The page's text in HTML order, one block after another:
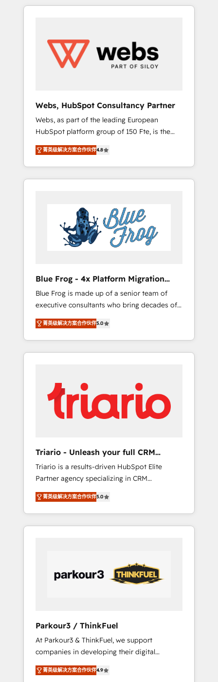
to global brands
HubSpot challenges and improve user
HubSpot for the first time 🔧 Designing and
optimising your HubSpot set-up for better
results 🌐 Website design and build using
using HubSpot Why us? - SIX HubSpot
Accreditations - awarded by HubSpot after a
rigorous process for CRM, Solutions
Architecture, Onboarding , Data Migration,
Custom Integration & Platform Enablement -
Onboarded over 500 businesses to HubSpot
-Top 1% of partners worldwide -In-house
HubSpot. www.bbdboom.com
Webs, HubSpot Consultancy Partner
Webs, as part of the leading European
HubSpot platform group of 150 Fte, is the
trusted Elite HubSpot CRM Partner offering
you a roadmap on maximizing EBITDA and
achieving Commercial Excellence. With our
targeted processes, we strengthen your
Implementation partner, we provide
expertise to drive your business forward.
Since 2015 we are fully dedicated to
HubSpot and with an experienced team
business services. We prepare a customized
business case that demonstrates the value
and impact of your digital transformation,
including a detailed financial rationale with a
focus on ROI and TCO. As a trusted extension
of your team, we believe in the power of
partnership. Together, we embark on a
your business. If not now, when?
菁英级解决方案合作伙伴4.8
Blue Frog - 4x Platform Migration
Award Winner
Blue Frog is made up of a senior team of
executive consultants who bring decades of
relevant, real world experience to our client
engagements. "Blue Frog is a top, trusted
partner in HubSpot's ecosystem for a reason.
Their team brings over a decade of
strategies for driving growth. They are
committed to helping our customers grow
and finding solutions that fit their unique
business needs. We are thrilled to have Blue
HubSpot “Our experience with the team at
Blue Frog has been nothing short of
extraordinary. Their years of experience and
quality of skilled staff has earned them a
trusted reputation within the HubSpot
ecosystem as a reliable partner capable of
delivering remarkable experiences for our
菁英级解决方案合作伙伴5.0
Triario - Unleash your full CRM
potential
Triario is a results-driven HubSpot Elite
Partner agency specializing in CRM
implementations & migrations, Revenue
Operations, Custom Integrations, Custom AI
agents and AI-ready Website Design With
over 15 years of experience, we help
through smart automation, data hygiene, and
tailored HubSpot solutions. Our clients
choose us because we blend the expertise of
Our Services: HubSpot implementations &
data migration Custom AI agents Revenue
Operations API integrations AI-ready Website
design Let’s turn your CRM into your growth
engine!
菁英级解决方案合作伙伴5.0
Parkour3 / ThinkFuel
At Parkour3 & ThinkFuel, we support
companies in developing their digital
strategies by leveraging technologies and
automating their marketing and sales
菁英级解决方案合作伙伴4.9